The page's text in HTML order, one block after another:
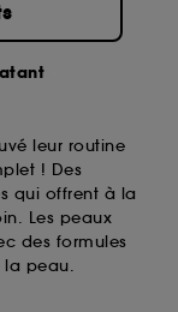
leur routine
! Des
qui offrent à la
Les peaux
des formules
la peau.